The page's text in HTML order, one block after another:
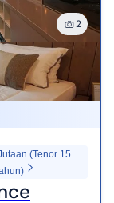
2
(Tenor 15